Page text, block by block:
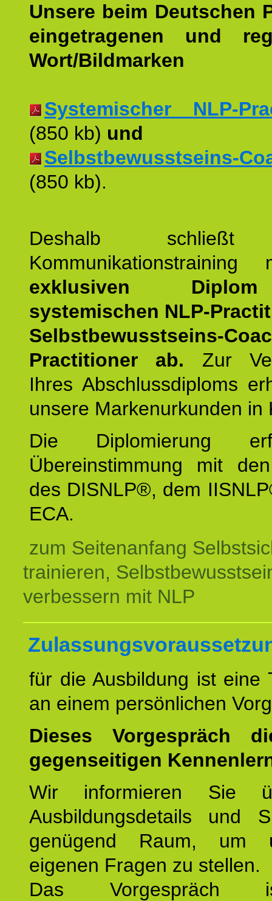
Unsere beim Deutschen
eingetragenen und
Wort/Bildmarken
Systemischer NLP-
(850 kb) und
Selbstbewusstseins-
(850 kb).
Deshalb schließt
exklusiven
systemischen NLP-
Selbstbewusstseins-
Practitioner ab. Zur
Ihres Abschlussdiploms
unsere Markenurkunden in
Die Diplomierung
Übereinstimmung mit
des DISNLP®, dem
ECA.
zum Seitenanfang
trainieren,
verbessern mit NLP
für die Ausbildung ist eine
an einem persönlichen
Dieses Vorgespräch
gegenseitigen
Wir informieren Sie
Ausbildungsdetails und
genügend Raum, um
eigenen Fragen zu stellen.
Das